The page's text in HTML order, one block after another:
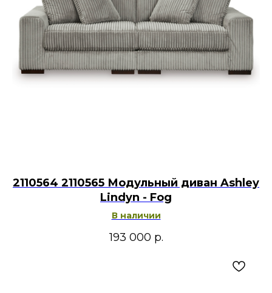
2110564 2110565 Модульный диван Ashley
Lindyn - Fog
В наличии
193 000 р.